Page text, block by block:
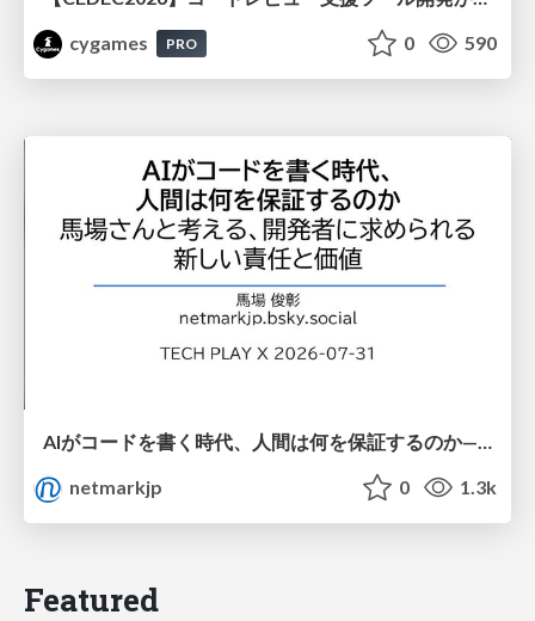
cygames
PRO 0 590
AIがコードを書く時代、人間は何を保証するのか———馬場さんと考える、開発者に求められる新しい責任と価値 - TECH PLAY
netmarkjp
0 1.3k
Featured